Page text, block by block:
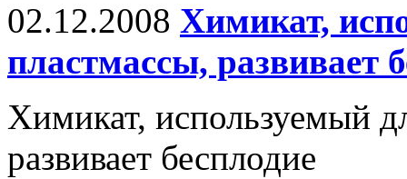
02.12.2008 Химикат,
пластмассы, развивает
Химикат, используемый
развивает бесплодие